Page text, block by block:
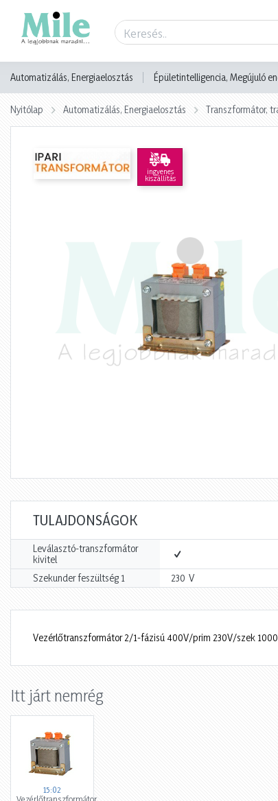
Automatizálás, Energiaelosztás Épületintelligencia, Megújuló
Nyitólap Automatizálás, Energiaelosztás Transzformátor,
ingyenes
kiszállítás
TULAJDONSÁGOK
Leválasztó-transzformátor
kivitel
Szekunder feszültség 1 230 V
Vezérlőtranszformátor 2/1-fázisú 400V/prim 230V/szek
Itt járt nemrég
15:02
Vezérlőtranszformátor
Termék adatlap